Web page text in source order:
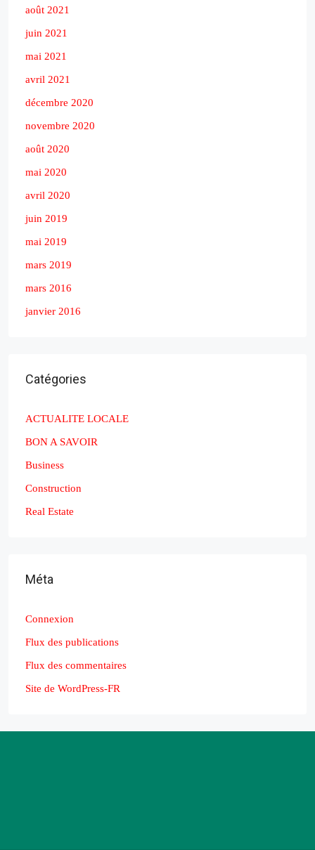
août 2021
juin 2021
mai 2021
avril 2021
décembre 2020
novembre 2020
août 2020
mai 2020
avril 2020
juin 2019
mai 2019
mars 2019
mars 2016
janvier 2016
Catégories
ACTUALITE LOCALE
BON A SAVOIR
Business
Construction
Real Estate
Méta
Connexion
Flux des publications
Flux des commentaires
Site de WordPress-FR